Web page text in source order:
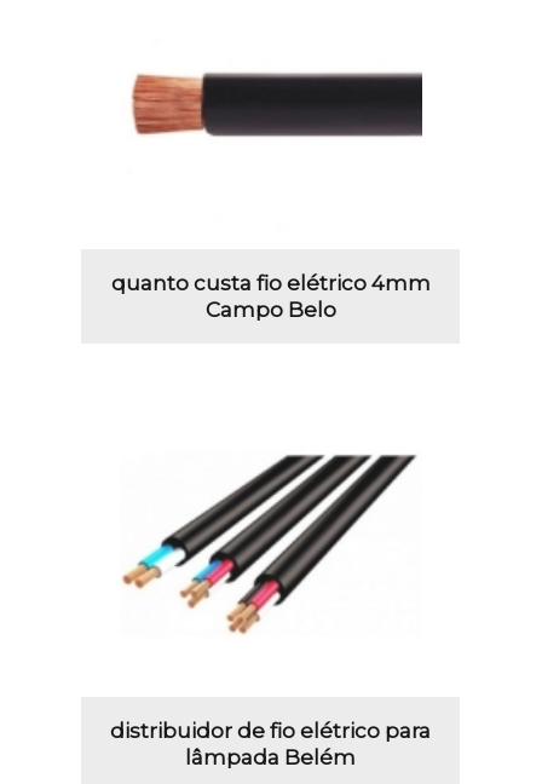
quanto custa fio elétrico 4mm
Campo Belo
distribuidor de fio elétrico para
lâmpada Belém